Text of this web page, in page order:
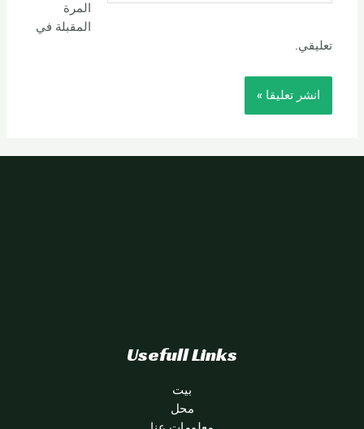
المرة
المقبلة في
تعليقي.
Usefull Links
بيت
محل